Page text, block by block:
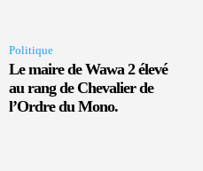
Politique
Le maire de Wawa 2 élevé
au rang de Chevalier de
l’Ordre du Mono.